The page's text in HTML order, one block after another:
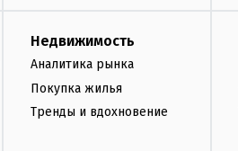
Недвижимость
Аналитика рынка
Покупка жилья
Тренды и вдохновение